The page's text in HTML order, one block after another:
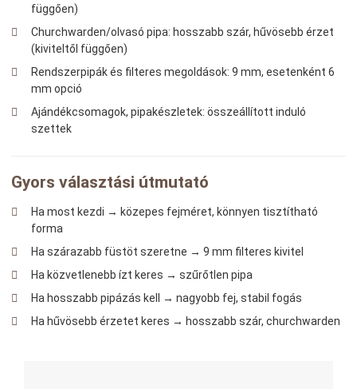
függően)
Churchwarden/olvasó pipa: hosszabb szár, hűvösebb érzet
(kiviteltől függően)
Rendszerpipák és filteres megoldások: 9 mm, esetenként 6
mm opció
Ajándékcsomagok, pipakészletek: összeállított induló
szettek
Gyors választási útmutató
Ha most kezdi → közepes fejméret, könnyen tisztítható
forma
Ha szárazabb füstöt szeretne → 9 mm filteres kivitel
Ha közvetlenebb ízt keres → szűrőtlen pipa
Ha hosszabb pipázás kell → nagyobb fej, stabil fogás
Ha hűvösebb érzetet keres → hosszabb szár, churchwarden